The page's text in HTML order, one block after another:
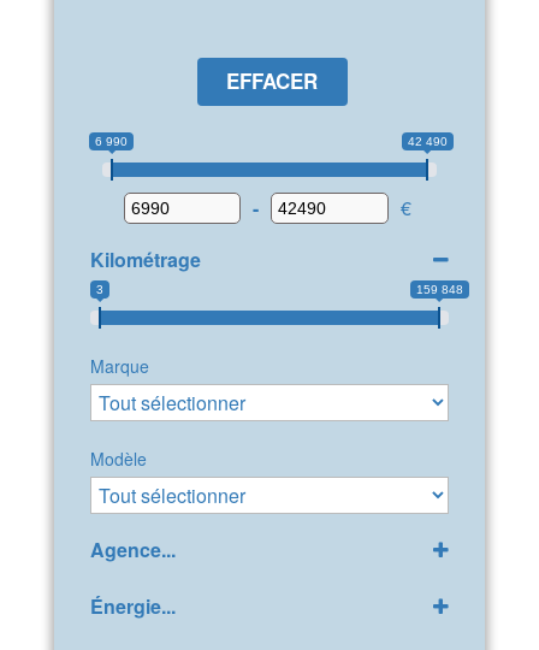
EFFACER
6 990 42 490
-
€
Kilométrage
3 159 848
Marque
Modèle
Agence...
LDA Citroën Bollène
Énergie...